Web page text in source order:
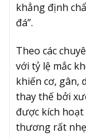
khẳng định
đá”.
Theo các
với tỷ lệ mắc
khiến cơ, gân,
thay thế bởi
được kích hoạt
thương rất